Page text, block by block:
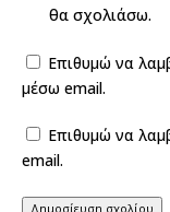
θα σχολιάσω.
Επιθυμώ να
μέσω email.
Επιθυμώ να
email.